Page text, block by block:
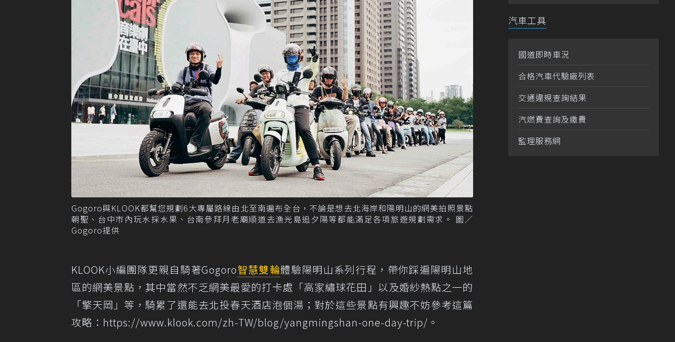
Gogoro與KLOOK都幫您規劃6大專屬路線由北至南遍布全台，不論是想去北海岸和陽明山的網美拍照景點
朝聖、台中市內玩水採水果、台南參拜月老廟順道去漁光島追夕陽等都能滿足各項旅遊規劃需求。 圖／
Gogoro提供
KLOOK小編團隊更親自騎著Gogoro智慧雙輪體驗陽明山系列行程，帶你踩遍陽明山地
區的網美景點，其中當然不乏網美最愛的打卡處「高家繡球花田」以及婚紗熱點之一的
「擎天岡」等，騎累了還能去北投春天酒店泡個湯；對於這些景點有興趣不妨參考這篇
攻略： https://www.klook.com/zh-TW/blog/yangmingshan-one-day-trip/ 。
汽車工具
國道即時車況
合格汽車代驗廠列表
交通違規查詢結果
汽燃費查詢及繳費
監理服務網